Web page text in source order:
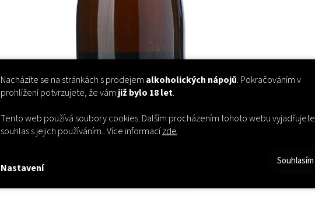
Nacházíte se na stránkách s prodejem alkoholických nápojů. Pokračováním v
prohlížení potvrzujete, že vám již bylo 18 let.
Tento web používá soubory cookies. Dalším procházením tohoto webu vyjadřujete
souhlas s jejich používáním.. Více informacízde.
Nastavení
Souhlasím